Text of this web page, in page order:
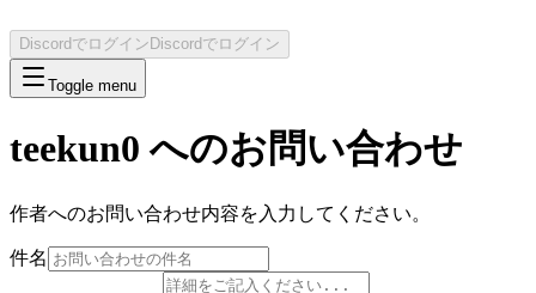
Discordでログイン Discordでログイン
Toggle menu
teekun0 へのお問い合わせ
作者へのお問い合わせ内容を入力してください。
件名